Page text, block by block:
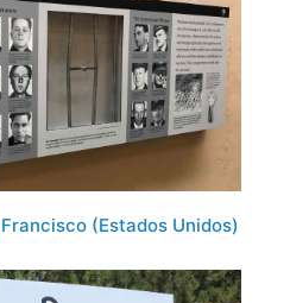
(Estados Unidos)